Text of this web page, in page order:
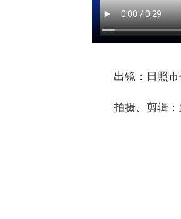
出镜：日照市
拍摄、剪辑：